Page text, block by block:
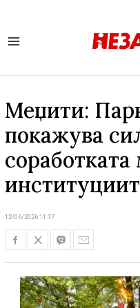
Меџити:
покажува
соработката
12/06/2026 11:17